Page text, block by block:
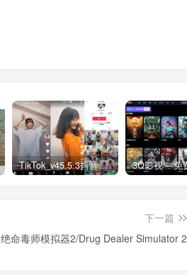
TikTok_v45.5.3抖音国际版_免拔卡解锁全球版
下一篇
绝命毒师模拟器2/Drug Dealer Simulator 2